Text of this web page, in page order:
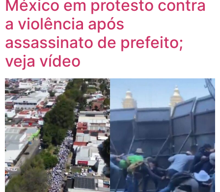
México em protesto contra
a violência após
assassinato de prefeito;
veja vídeo